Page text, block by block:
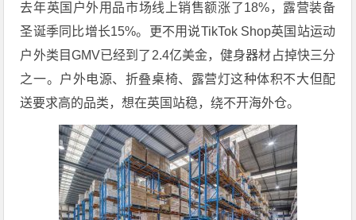
去年英国户外用品市场线上销售额涨了18%，露营装备
圣诞季同比增长15%。更不用说TikTok Shop英国站运动
户外类目GMV已经到了2.4亿美金，健身器材占掉快三分
之一。户外电源、折叠桌椅、露营灯这种体积不大但配
送要求高的品类，想在英国站稳，绕不开海外仓。